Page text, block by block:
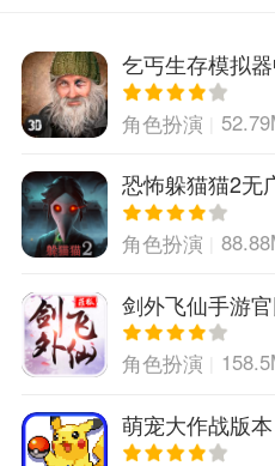
乞丐生存模拟
角色扮演
恐怖躲猫猫2无
角色扮演
剑外飞仙手游
角色扮演
萌宠大作战版本